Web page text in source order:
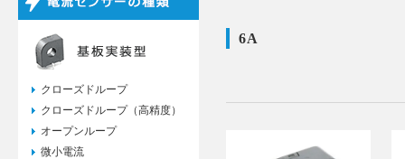
6A
クローズドループ
クローズドループ（高精度）
オープンループ
微小電流